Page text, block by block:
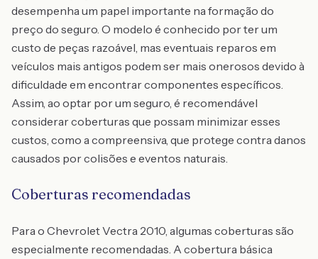
desempenha um papel importante na formação do
preço do seguro. O modelo é conhecido por ter um
custo de peças razoável, mas eventuais reparos em
veículos mais antigos podem ser mais onerosos devido à
dificuldade em encontrar componentes específicos.
Assim, ao optar por um seguro, é recomendável
considerar coberturas que possam minimizar esses
custos, como a compreensiva, que protege contra danos
causados por colisões e eventos naturais.
Coberturas recomendadas
Para o Chevrolet Vectra 2010, algumas coberturas são
especialmente recomendadas. A cobertura básica